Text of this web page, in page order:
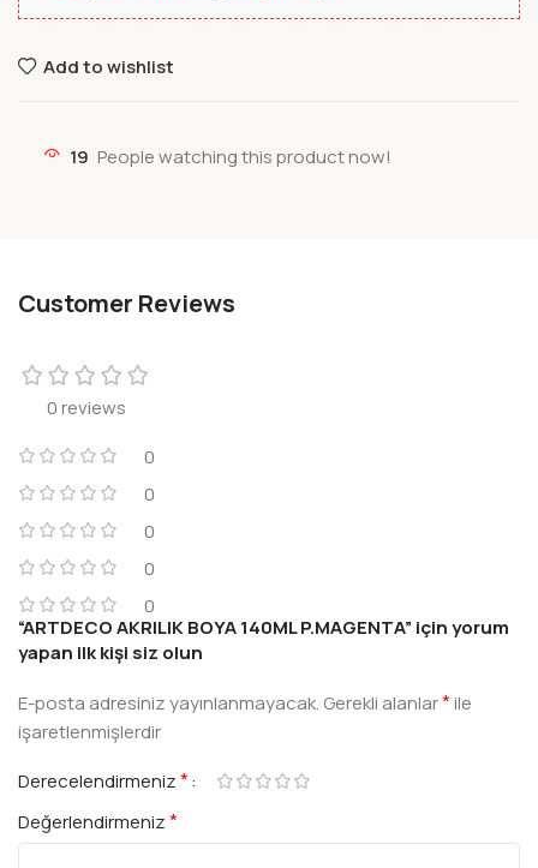
Add to wishlist
19 People watching this product now!
Customer Reviews
0 reviews
0
0
0
0
0
“ARTDECO AKRILIK BOYA 140ML P.MAGENTA” için yorum
yapan ilk kişi siz olun
E-posta adresiniz yayınlanmayacak. Gerekli alanlar*ile
işaretlenmişlerdir
Derecelendirmeniz*
Değerlendirmeniz*